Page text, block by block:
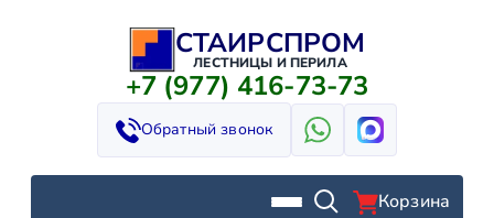
СТАИРСПРОМ
ЛЕСТНИЦЫ И ПЕРИЛА
+7 (977) 416-73-73
Обратный звонок
Корзина